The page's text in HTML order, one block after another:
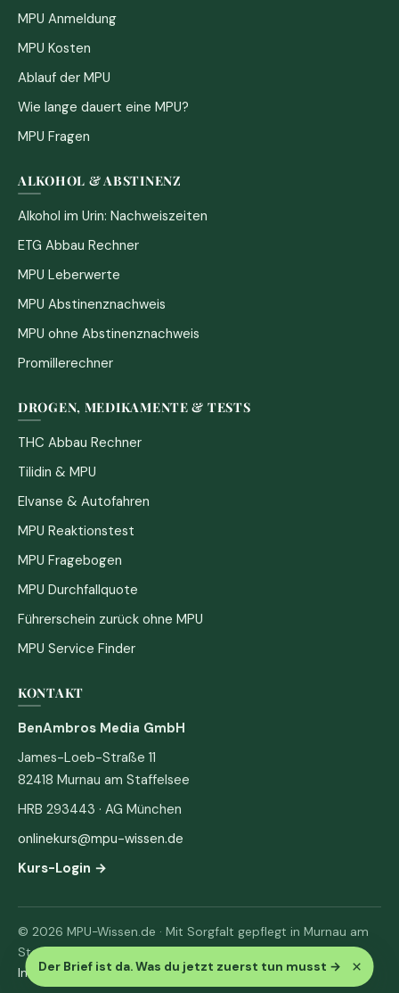
Der Brief ist da. Was du jetzt zuerst tun musst → ×
MPU Anmeldung
MPU Kosten
Ablauf der MPU
Wie lange dauert eine MPU?
MPU Fragen
ALKOHOL & ABSTINENZ
Alkohol im Urin: Nachweiszeiten
ETG Abbau Rechner
MPU Leberwerte
MPU Abstinenznachweis
MPU ohne Abstinenznachweis
Promillerechner
DROGEN, MEDIKAMENTE & TESTS
THC Abbau Rechner
Tilidin & MPU
Elvanse & Autofahren
MPU Reaktionstest
MPU Fragebogen
MPU Durchfallquote
Führerschein zurück ohne MPU
MPU Service Finder
KONTAKT
BenAmbros Media GmbH
James-Loeb-Straße 11
82418 Murnau am Staffelsee
HRB 293443 · AG München
onlinekurs@mpu-wissen.de
Kurs-Login →
© 2026 MPU-Wissen.de · Mit Sorgfalt gepflegt in Murnau am
Staffelsee
Impressum· Datenschutz & AGB